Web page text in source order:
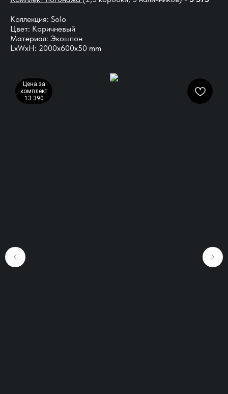
Коллекция: Solo
Цвет: Коричневый
Материал: Экошпон
LxWxH: 2000x600x50 mm
Цена за
комплект
13 390